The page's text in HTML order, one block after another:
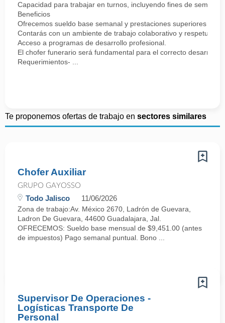
Capacidad para trabajar en turnos, incluyendo fines de semana
Beneficios
Ofrecemos sueldo base semanal y prestaciones superiores
Contarás con un ambiente de trabajo colaborativo y respetuoso.
Acceso a programas de desarrollo profesional.
El chofer funerario será fundamental para el correcto
Requerimientos- ...
Te proponemos ofertas de trabajo en sectores similares
Chofer Auxiliar
GRUPO GAYOSSO
Todo Jalisco 11/06/2026
Zona de trabajo:Av. México 2670, Ladrón de Guevara,
Ladron De Guevara, 44600 Guadalajara, Jal.
OFRECEMOS: Sueldo base mensual de $9,451.00 (antes
de impuestos) Pago semanal puntual. Bono ...
Supervisor De Operaciones -
Logísticas Transporte De
Personal